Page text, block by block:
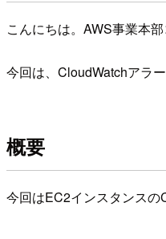
こんにちは。AWS事業本
今回は、CloudWatchアラ
概要
今回はEC2インスタンスの